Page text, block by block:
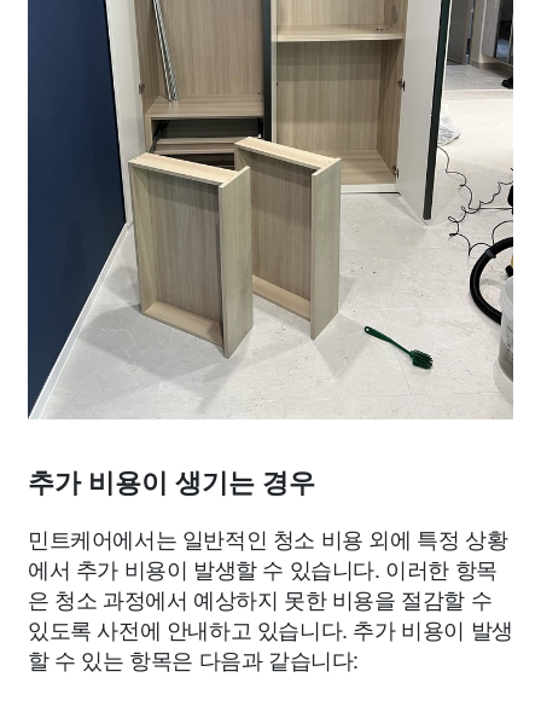
추가 비용이 생기는 경우
민트케어에서는 일반적인 청소 비용 외에 특정 상황
에서 추가 비용이 발생할 수 있습니다. 이러한 항목
은 청소 과정에서 예상하지 못한 비용을 절감할 수
있도록 사전에 안내하고 있습니다. 추가 비용이 발생
할 수 있는 항목은 다음과 같습니다: